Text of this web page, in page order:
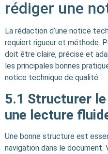
rédiger une
La rédaction d’une notice
requiert rigueur et méthode.
doit être claire, précise et
les principales bonnes
notice technique de qualité :
5.1 Structurer
une lecture
Une bonne structure est
navigation dans le document.